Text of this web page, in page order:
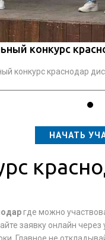
конкурс
конкурс краснодар
НАЧАТЬ
где можно
заявку онлайн